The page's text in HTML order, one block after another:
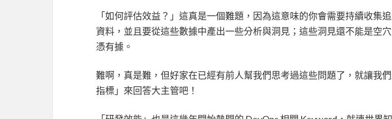
「如何評估效益？」這真是一個難題，因為這意味的你會需要持續收集
資料，並且要從這些數據中產出一些分析與洞見；這些洞見還不能是空
憑有據。
難啊，真是難，但好家在已經有前人幫我們思考過這些問題了，就讓我
指標」來回答大主管吧！